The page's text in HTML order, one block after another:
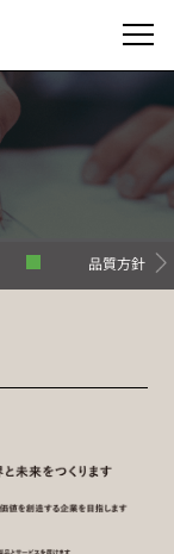
品質方針